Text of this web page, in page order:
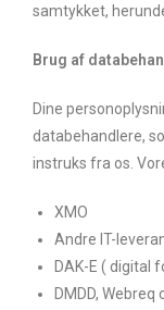
samtykket,
Brug af
Dine
databehandlere,
instruks fra os.
XMO
Andre IT-
DAK-E ( digital
DMDD,